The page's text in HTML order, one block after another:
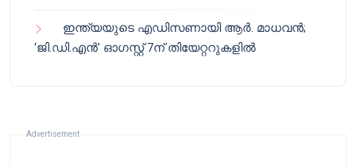
ഇന്ത്യയുടെ എഡിസണായി ആർ. മാധവൻ;
‘ജി.ഡി.എൻ’ ഓഗസ്റ്റ് 7ന് തിയേറ്ററുകളിൽ
Advertisement